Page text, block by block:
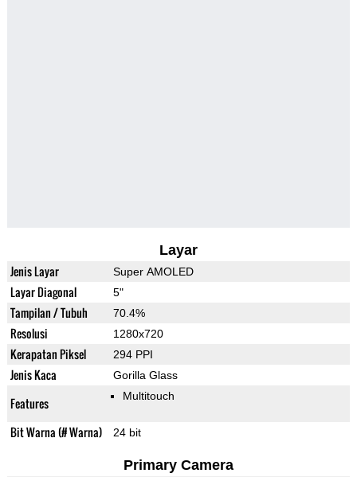
Layar
Jenis Layar Super AMOLED
Layar Diagonal 5"
Tampilan / Tubuh 70.4%
Resolusi 1280x720
Kerapatan Piksel 294 PPI
Jenis Kaca Gorilla Glass
Features Multitouch
Bit Warna (# Warna) 24 bit
Primary Camera